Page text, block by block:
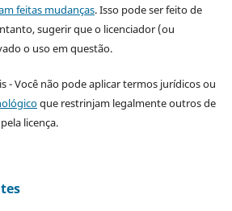
feitas mudanças. Isso pode ser feito de
sugerir que o licenciador (ou
o uso em questão.
- Você não pode aplicar termos jurídicos ou
que restrinjam legalmente outros de
licença.